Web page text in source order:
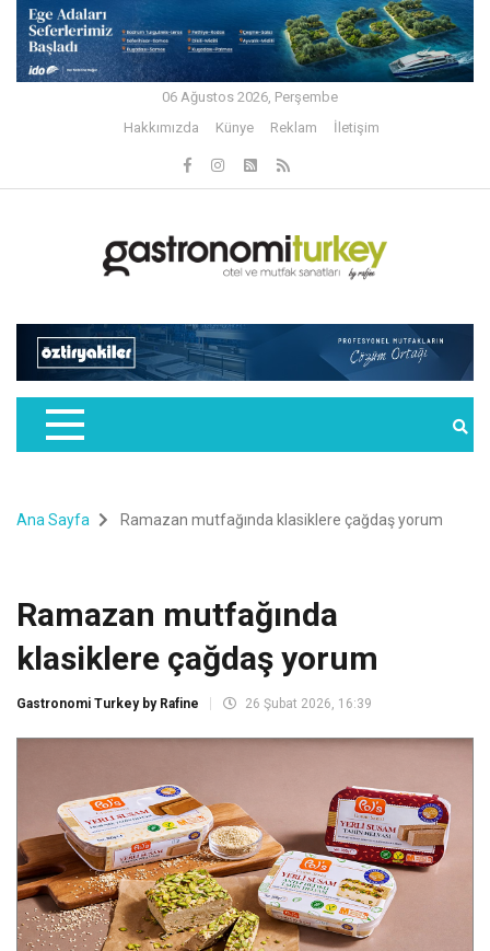
06 Ağustos 2026, Perşembe
Hakkımızda
Künye Reklam İletişim
Ana Sayfa Ramazan mutfağında klasiklere çağdaş yorum
Ramazan mutfağında
klasiklere çağdaş yorum
Gastronomi Turkey by Rafine 26 Şubat 2026, 16:39